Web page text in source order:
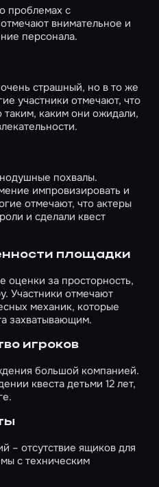
проблемах с
внимательное и
персонала.
страшный, но в то же
участники отмечают, что
каким они ожидали,
похвалы.
импровизировать и
отмечают, что актеры
и сделали квест
площадки
оценки за просторность,
Участники отмечают
механик, которые
захватывающим.
игроков
большой компанией.
квеста детьми 12 лет,
– отсутствие ящиков для
с техническим